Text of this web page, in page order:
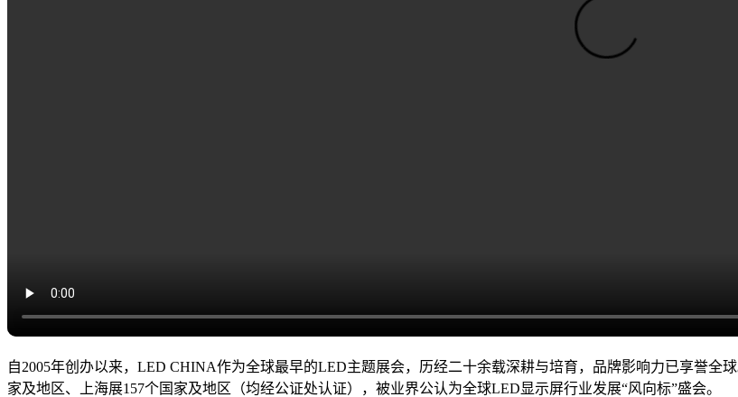
自2005年创办以来，LED CHINA作为全球最早的LED主题展会，历经二十余载深耕与培育，品牌影响力已享誉全
家及地区、上海展157个国家及地区（均经公证处认证），被业界公认为全球LED显示屏行业发展“风向标”盛会。